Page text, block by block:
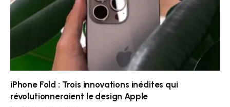
iPhone Fold : Trois innovations inédites qui
révolutionneraient le design Apple